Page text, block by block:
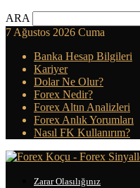
ARA
7 Ağustos 2026 Cuma
Banka Hesap Bilgileri
Kariyer
Dolar Ne Olur?
Forex Nedir?
Forex Altın Analizleri
Forex Anlık Yorumları
Nasıl FK Kullanırım?
Zarar Olasılığınız